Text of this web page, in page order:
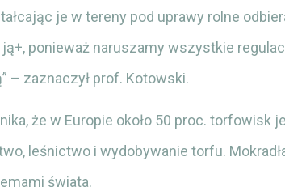
je w tereny pod uprawy rolne
ponieważ naruszamy wszystkie
– zaznaczył prof. Kotowski.
że w Europie około 50 proc. torfowisk
leśnictwo i wydobywanie torfu.
świata.